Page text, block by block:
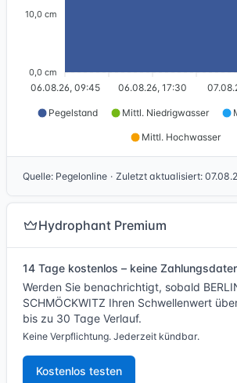
10,0 cm
0,0 cm
06.08.26, 09:45 06.08.26, 17:30
Pegelstand Mittl. Niedrigwasser
Mittl. Hochwasser
Quelle: Pegelonline · Zuletzt aktualisiert:
Hydrophant Premium
14 Tage kostenlos – keine
Werden Sie benachrichtigt, sobald
SCHMÖCKWITZ Ihren Schwellenwert
bis zu 30 Tage Verlauf.
Keine Verpflichtung. Jederzeit kündbar.
Kostenlos testen